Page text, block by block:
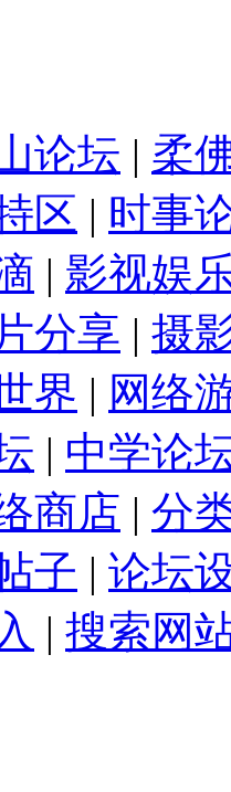
论坛 | 柔
区 | 时事
| 影视娱
分享 | 摄
界 | 网络
| 中学论
商店 | 分
子 | 论坛
| 搜索网